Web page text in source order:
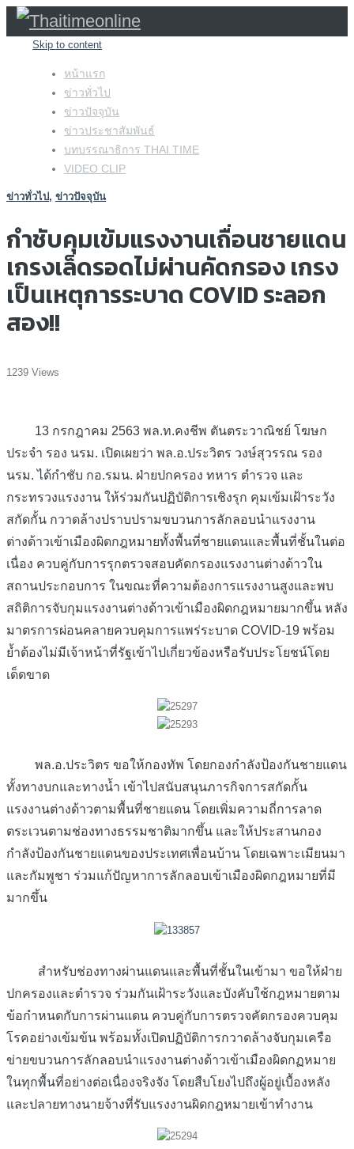
Skip to content
หน้าแรก
ข่าวทั่วไป
ข่าวปัจจุบัน
ข่าวประชาสัมพันธ์
บทบรรณาธิการ THAI TIME
VIDEO CLIP
ข่าวทั่วไป, ข่าวปัจจุบัน
กำชับคุมเข้มแรงงานเถื่อนชายแดน
เกรงเล็ดรอดไม่ผ่านคัดกรอง เกรง
เป็นเหตุการระบาด COVID ระลอก
สอง!!
1239 Views
13 กรกฎาคม 2563 พล.ท.คงชีพ ตันตระวาณิชย์ โฆษก
ประจำ รอง นรม. เปิดเผยว่า พล.อ.ประวิตร วงษ์สุวรรณ รอง
นรม. ได้กำชับ กอ.รมน. ฝ่ายปกครอง ทหาร ตำรวจ และ
กระทรวงแรงงาน ให้ร่วมกันปฏิบัติการเชิงรุก คุมเข้มเฝ้าระวัง
สกัดกั้น กวาดล้างปราบปรามขบวนการลักลอบนำแรงงาน
ต่างด้าวเข้าเมืองผิดกฎหมายทั้งพื้นที่ชายแดนและพื้นที่ชั้นในต่อ
เนื่อง ควบคู่กับการรุกตรวจสอบคัดกรองแรงงานต่างด้าวใน
สถานประกอบการ ในขณะที่ความต้องการแรงงานสูงและพบ
สถิติการจับกุมแรงงานต่างด้าวเข้าเมืองผิดกฎหมายมากขึ้น หลัง
มาตรการผ่อนคลายควบคุมการแพร่ระบาด COVID-19 พร้อม
ย้ำต้องไม่มีเจ้าหน้าที่รัฐเข้าไปเกี่ยวข้องหรือรับประโยชน์โดย
เด็ดขาด
พล.อ.ประวิตร ขอให้กองทัพ โดยกองกำลังป้องกันชายแดน
ทั้งทางบกและทางน้ำ เข้าไปสนับสนุนภารกิจการสกัดกั้น
แรงงานต่างด้าวตามพื้นที่ชายแดน โดยเพิ่มความถี่การลาด
ตระเวนตามช่องทางธรรมชาติมากขึ้น และให้ประสานกอง
กำลังป้องกันชายแดนของประเทศเพื่อนบ้าน โดยเฉพาะเมียนมา
และกัมพูชา ร่วมแก้ปัญหาการลักลอบเข้าเมืองผิดกฎหมายที่มี
มากขึ้น
สำหรับช่องทางผ่านแดนและพื้นที่ชั้นในเข้ามา ขอให้ฝ่าย
ปกครองและตำรวจ ร่วมกันเฝ้าระวังและบังคับใช้กฎหมายตาม
ข้อกำหนดกับการผ่านแดน ควบคู่กับการตรวจคัดกรองควบคุม
โรคอย่างเข้มข้น พร้อมทั้งเปิดปฏิบัติการกวาดล้างจับกุมเครือ
ข่ายขบวนการลักลอบนำแรงงานต่างด้าวเข้าเมืองผิดกฏหมาย
ในทุกพื้นที่อย่างต่อเนื่องจริงจัง โดยสืบโยงไปถึงผู้อยู่เบื้องหลัง
และปลายทางนายจ้างที่รับแรงงานผิดกฎหมายเข้าทำงาน